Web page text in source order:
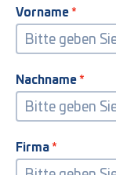
Vorname
Nachname
Firma